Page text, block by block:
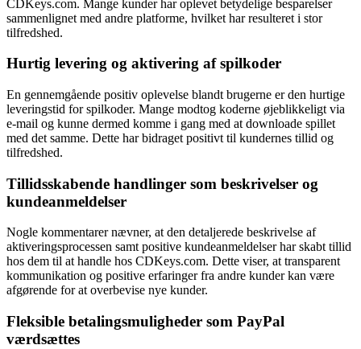
CDKeys.com. Mange kunder har oplevet betydelige besparelser
sammenlignet med andre platforme, hvilket har resulteret i stor
tilfredshed.
Hurtig levering og aktivering af spilkoder
En gennemgående positiv oplevelse blandt brugerne er den hurtige
leveringstid for spilkoder. Mange modtog koderne øjeblikkeligt via
e-mail og kunne dermed komme i gang med at downloade spillet
med det samme. Dette har bidraget positivt til kundernes tillid og
tilfredshed.
Tillidsskabende handlinger som beskrivelser og
kundeanmeldelser
Nogle kommentarer nævner, at den detaljerede beskrivelse af
aktiveringsprocessen samt positive kundeanmeldelser har skabt tillid
hos dem til at handle hos CDKeys.com. Dette viser, at transparent
kommunikation og positive erfaringer fra andre kunder kan være
afgørende for at overbevise nye kunder.
Fleksible betalingsmuligheder som PayPal
værdsættes